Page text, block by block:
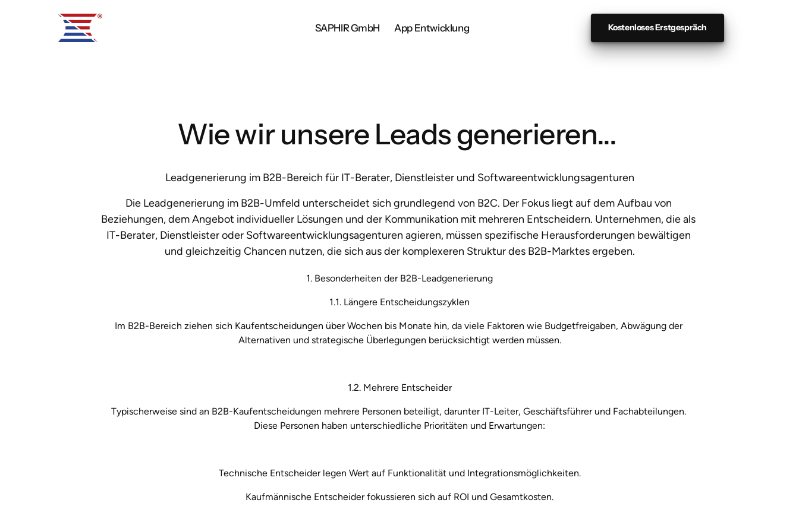
SAPHIR GmbH App Entwicklung Kostenloses Erstgespräch
Wie wir unsere Leads generieren...
Leadgenerierung im B2B-Bereich für IT-Berater, Dienstleister und Softwareentwicklungsagenturen
Die Leadgenerierung im B2B-Umfeld unterscheidet sich grundlegend von B2C. Der Fokus liegt auf dem Aufbau von
Beziehungen, dem Angebot individueller Lösungen und der Kommunikation mit mehreren Entscheidern. Unternehmen, die als
IT-Berater, Dienstleister oder Softwareentwicklungsagenturen agieren, müssen spezifische Herausforderungen bewältigen
und gleichzeitig Chancen nutzen, die sich aus der komplexeren Struktur des B2B-Marktes ergeben.
1. Besonderheiten der B2B-Leadgenerierung
1.1. Längere Entscheidungszyklen
Im B2B-Bereich ziehen sich Kaufentscheidungen über Wochen bis Monate hin, da viele Faktoren wie Budgetfreigaben, Abwägung der
Alternativen und strategische Überlegungen berücksichtigt werden müssen.
1.2. Mehrere Entscheider
Typischerweise sind an B2B-Kaufentscheidungen mehrere Personen beteiligt, darunter IT-Leiter, Geschäftsführer und Fachabteilungen.
Diese Personen haben unterschiedliche Prioritäten und Erwartungen:
Technische Entscheider legen Wert auf Funktionalität und Integrationsmöglichkeiten.
Kaufmännische Entscheider fokussieren sich auf ROI und Gesamtkosten.